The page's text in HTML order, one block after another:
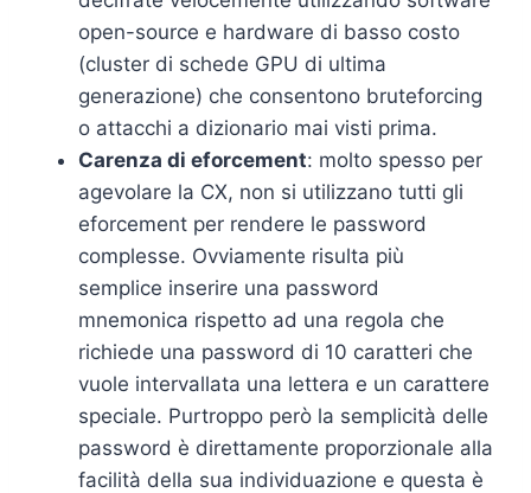
open-source e hardware di basso costo
(cluster di schede GPU di ultima
generazione) che consentono bruteforcing
o attacchi a dizionario mai visti prima.
Carenza di eforcement: molto spesso per
agevolare la CX, non si utilizzano tutti gli
eforcement per rendere le password
complesse. Ovviamente risulta più
semplice inserire una password
mnemonica rispetto ad una regola che
richiede una password di 10 caratteri che
vuole intervallata una lettera e un carattere
speciale. Purtroppo però la semplicità delle
password è direttamente proporzionale alla
facilità della sua individuazione e questa è